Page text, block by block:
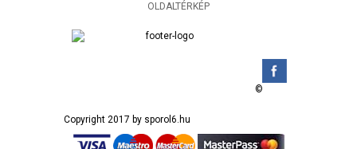
OLDALTÉRKÉP
©
Copyright 2017 by sporol6.hu